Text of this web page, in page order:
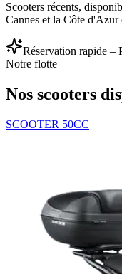
Scooters récents,
Cannes et la Côte d'Azur
Réservation rapide –
Notre flotte
Nos scooters
SCOOTER 50CC